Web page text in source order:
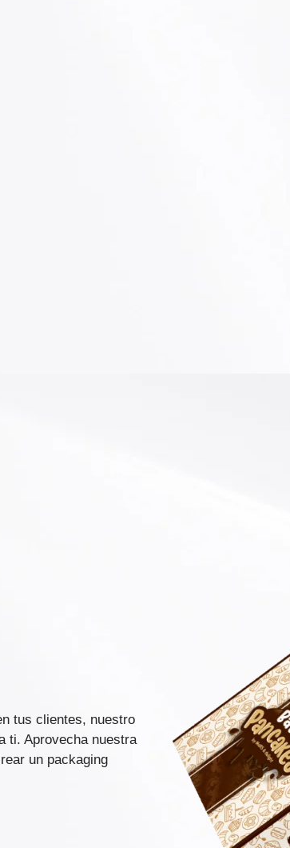
tus clientes, nuestro
ti. Aprovecha nuestra
un packaging